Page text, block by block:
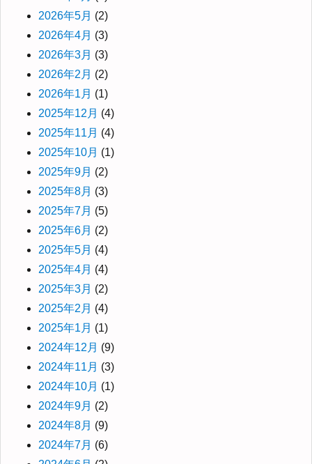
2026年5月 (2)
2026年4月 (3)
2026年3月 (3)
2026年2月 (2)
2026年1月 (1)
2025年12月 (4)
2025年11月 (4)
2025年10月 (1)
2025年9月 (2)
2025年8月 (3)
2025年7月 (5)
2025年6月 (2)
2025年5月 (4)
2025年4月 (4)
2025年3月 (2)
2025年2月 (4)
2025年1月 (1)
2024年12月 (9)
2024年11月 (3)
2024年10月 (1)
2024年9月 (2)
2024年8月 (9)
2024年7月 (6)